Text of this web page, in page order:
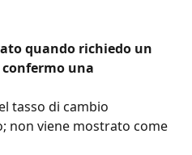
quando richiedo un
una
tasso di cambio
non viene mostrato come